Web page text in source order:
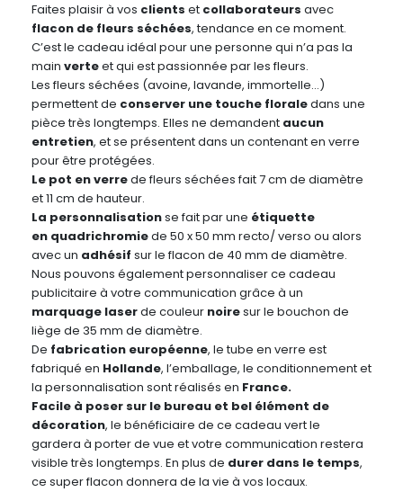
Faites plaisir à vos clients et collaborateurs avec
flacon de fleurs séchées, tendance en ce moment.
C’est le cadeau idéal pour une personne qui n’a pas la
main verteet qui est passionnée par les fleurs.
Les fleurs séchées (avoine, lavande, immortelle…)
permettent de conserver une touche floraledans une
pièce très longtemps. Elles ne demandent aucun
entretien, et se présentent dans un contenant en verre
pour être protégées.
Le pot en verrede fleurs séchées fait 7 cm de diamètre
et 11 cm de hauteur.
La personnalisationse fait par une étiquette
en quadrichromiede 50 x 50 mm recto/ verso ou alors
avec un adhésif sur le flacon de 40 mm de diamètre.
Nous pouvons également personnaliser ce cadeau
publicitaire à votre communication grâce à un
marquage laserde couleur noiresur le bouchon de
liège de 35 mm de diamètre.
De fabrication européenne, le tube en verre est
fabriqué en Hollande, l’emballage, le conditionnement et
la personnalisation sont réalisés en France.
Facile à poser sur le bureau et bel élément de
décoration, le bénéficiaire de ce cadeau vert le
gardera à porter de vue et votre communication restera
visible très longtemps. En plus de durer dans le temps,
ce super flacon donnera de la vie à vos locaux.